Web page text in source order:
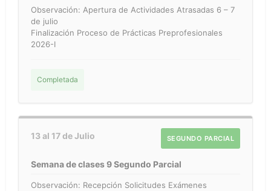
Observación: Apertura de Actividades Atrasadas 6 – 7
de julio
Finalización Proceso de Prácticas Preprofesionales
2026-I
Completada
13 al 17 de Julio SEGUNDO PARCIAL
Semana de clases 9 Segundo Parcial
Observación: Recepción Solicitudes Exámenes